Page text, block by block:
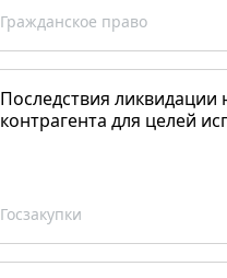
Гражданское право
Последствия ликвидации
контрагента для целей
Госзакупки